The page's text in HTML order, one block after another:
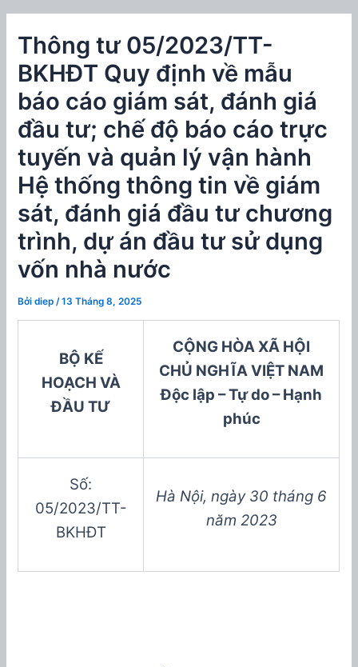
Thông tư 05/2023/TT-
BKHĐT Quy định về mẫu
báo cáo giám sát, đánh giá
đầu tư; chế độ báo cáo trực
tuyến và quản lý vận hành
Hệ thống thông tin về giám
sát, đánh giá đầu tư chương
trình, dự án đầu tư sử dụng
vốn nhà nước
Bởidiep/13 Tháng 8, 2025
BỘ KẾ
HOẠCH VÀ
ĐẦU TƯ
CỘNG HÒA XÃ HỘI
CHỦ NGHĨA VIỆT NAM
Độc lập – Tự do – Hạnh
phúc
Số:
05/2023/TT-
BKHĐT
Hà Nội, ngày 30 tháng 6
năm 2023